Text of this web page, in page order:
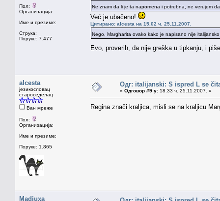
Пол:
Организација:
Име и презиме:
Струка:
Поруке: 7.477
Ne znam da li je ta napomena i potrebna, ne verujem
Već je ubačeno!
Цитирано: alcesta на 15.02 ч. 25.11.2007.
Nego, Margharita ovako kako je napisano nije
Evo, proverih, da nije greška u tipkanju, i
alcesta
језикословац
староседелац
Ван мреже
Пол:
Организација:
Име и презиме:
Поруке: 1.865
Одг: italijanski: S ispred L se
« Одговор #9 у: 18.33 ч. 25.11.2007. »
Regina znači kraljica, misli se na kraljicu
Madiuxa